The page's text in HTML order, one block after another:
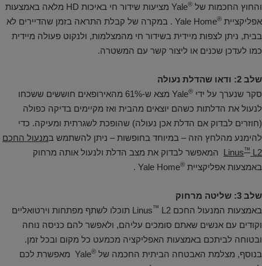
והחוץ החכמות של ®
Yale מציעות שידור חי באיכות HD מלאה באמצעות
אפליקציית ®
Yale Home . במקרה של קבלת התראה בזמן שהדיירים לא
בבית, ניתן לצפות מיידית בשידור חי מהמצלמות, ולנקוט פעולה מיידית
כמו לעדכן שכנים או ליצור קשר עם המשטרה.
שלב 2: ודאו שהדלת נעולה
סקר שנערך על ידי ®
Yale מצא ש-61% מהאירופאים חוששים ששכחו
לנעול את הדלתות כשהם יוצאים מהבית ואז מקיימים בדיקה כפולה
(חוזרים לבדוק אם הדלת אכן נעולה) שהופכת לשגרתית ומעיקה. כדי
להימנע מהלחץ הזה – במיוחד בחופשות – ניתן להשתמש במנעול החכם
Linus™ L2
המאפשר לבדוק את מצב הדלת ולנעול אותה מרחוק
באמצעות אפליקציית ®
Yale Home .
שלב 3: שליטה מרחוק
באמצעות המנעול החכם Linus
™
L2 תוכלו לשתף מפתחות וירטואליים
וקודים עם אנשים שאתם סומכים עליהם, ולאפשר להם כניסה נוחה
ובטוחה לביתכם באמצעות האפליקציה מכמעט כל מקום ובכל זמן.
בנוסף, מצלמת האבטחה הביתית החכמה של ®
Yale מאפשרת לכם